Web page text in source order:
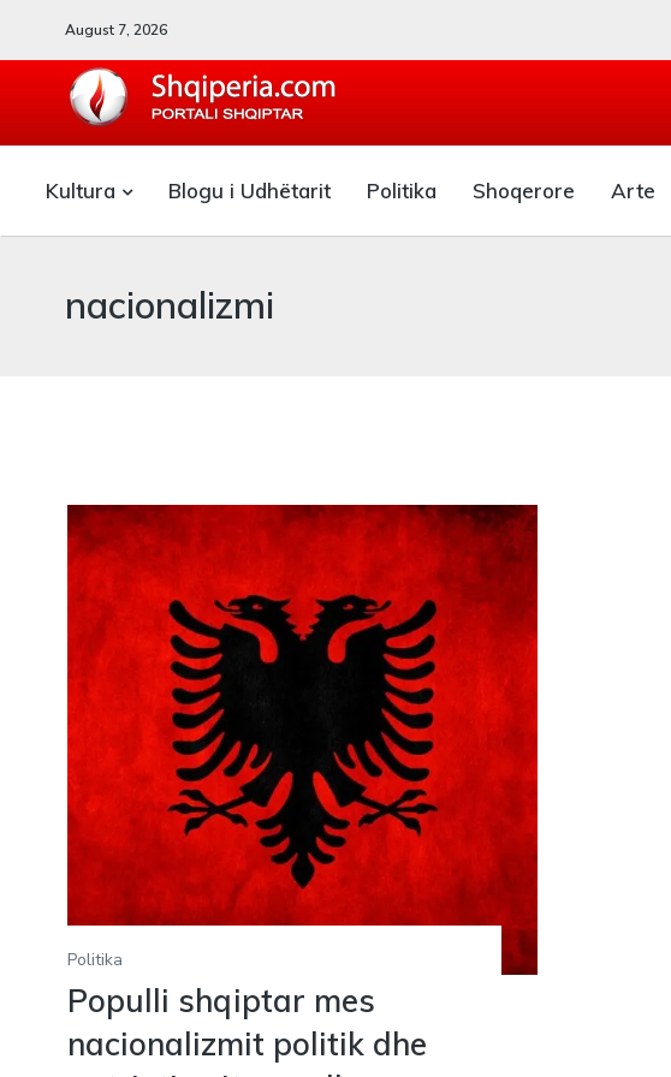
August 7, 2026
Kultura Blogu i Udhëtarit Politika Shoqerore Arte
nacionalizmi
Politika
Populli shqiptar mes
nacionalizmit politik dhe